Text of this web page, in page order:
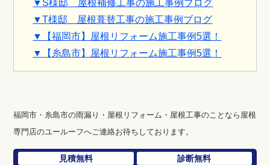
▼S様邸 屋根補修工事の施工事例ブログ
▼T様邸 屋根葺替工事の施工事例ブログ
▼【福岡市】屋根リフォーム施工事例5選！
▼【糸島市】屋根リフォーム施工事例5選！
福岡市・糸島市の雨漏り・屋根リフォーム・屋根工事のことなら屋根
専門店のユールーフへご連絡お待ちしております。
見積無料
診断無料